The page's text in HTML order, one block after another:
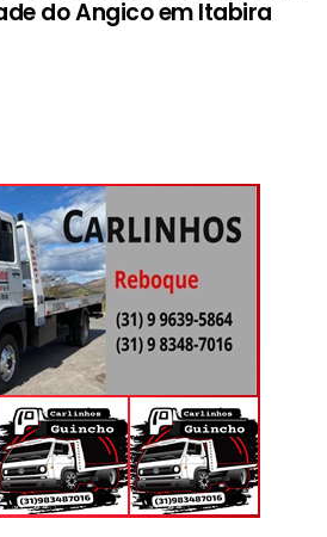
do Angico em Itabira